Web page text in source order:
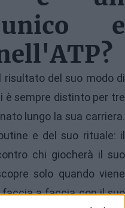
e
del suo modo di
è sempre distinto per tre
lungo la sua carriera.
e del suo rituale: il
chi giocherà il suo
solo quando viene
a faccia con il suo